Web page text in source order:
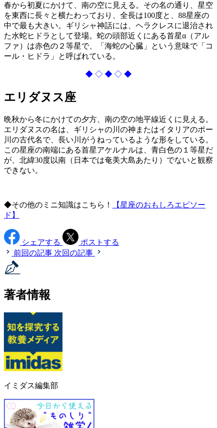
春から初夏にかけて、南の空に見える。その名の通り、星空
を東西に長々と横たわっており、全長は100度と、88星座の
中で最も大きい。ギリシャ神話には、ヘラクレスに退治され
た水蛇ヒドラとして登場。蛇の頭部近くにある首星α（アル
ファ）は赤色の２等星で、「海蛇の心臓」という意味で「コ
ール・ヒドラ」と呼ばれている。
◆ ◇ ◆ ◇ ◆
エリダヌス座
晩秋から冬にかけての夕方、南の空の地平線近くに見える。
エリダヌスの名は、ギリシャの川の神またはイタリアのポー
川の古代名で、長い川がうねっているような形をしている。
この星座の南端にある首星アケルナルは、青白色の１等星だ
が、北緯30度以南（日本では奄美大島あたり）でないと観察
できない。
◆その他のミニ知識はこちら！
【星座のおもしろエピソー
ド】
シェアする
ポストする
前回の記事 次回の記事
著者情報
イミダス編集部